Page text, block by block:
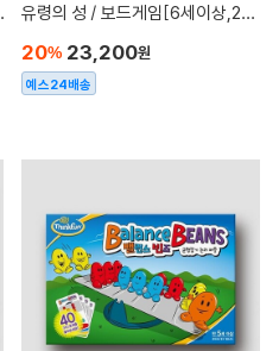
유령의 성 / 보드게임[6세이상,2~
20% 23,200원
예스24배송